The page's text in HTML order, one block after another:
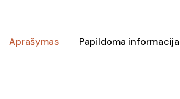
Aprašymas Papildoma informacija